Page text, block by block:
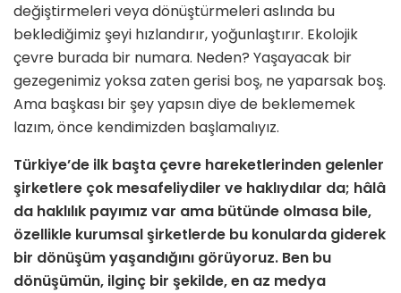
değiştirmeleri veya dönüştürmeleri aslında bu
beklediğimiz şeyi hızlandırır, yoğunlaştırır. Ekolojik
çevre burada bir numara. Neden? Yaşayacak bir
gezegenimiz yoksa zaten gerisi boş, ne yaparsak boş.
Ama başkası bir şey yapsın diye de beklememek
lazım, önce kendimizden başlamalıyız.
Türkiye’de ilk başta çevre hareketlerinden gelenler
şirketlere çok mesafeliydiler ve haklıydılar da; hâlâ
da haklılık payımız var ama bütünde olmasa bile,
özellikle kurumsal şirketlerde bu konularda giderek
bir dönüşüm yaşandığını görüyoruz. Ben bu
dönüşümün, ilginç bir şekilde, en az medya